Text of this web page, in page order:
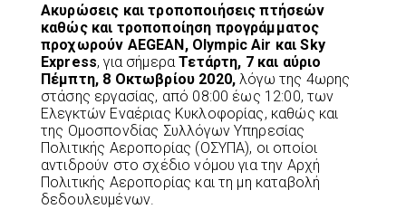
Ακυρώσεις και τροποποιήσεις πτήσεών
καθώς και τροποποίηση προγράμματος
προχωρούν AEGEAN, Olympic Air και Sky
Express, για σήμεραΤετάρτη, 7 και αύριο
Πέμπτη, 8 Οκτωβρίου 2020, λόγω της 4ωρης
στάσης εργασίας, από 08:00 έως 12:00, των
Ελεγκτών Εναέριας Κυκλοφορίας, καθώς και
της Ομοσπονδίας Συλλόγων Υπηρεσίας
Πολιτικής Αεροπορίας (ΟΣΥΠΑ), οι οποίοι
αντιδρούν στο σχέδιο νόμου για την Αρχή
Πολιτικής Αεροπορίας και τη μη καταβολή
δεδουλευμένων.